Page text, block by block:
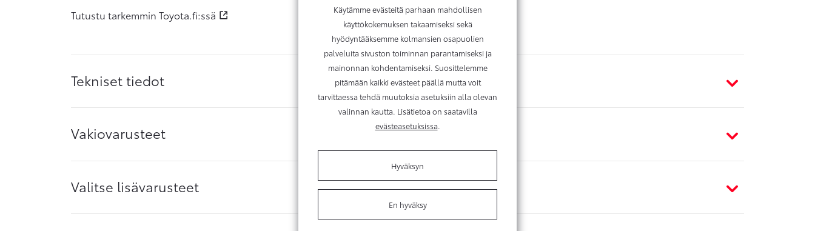
Tutustu tarkemmin Toyota.fi:ssä
Tekniset tiedot
Vakiovarusteet
Valitse lisävarusteet
Käytämme evästeitä parhaan mahdollisen
käyttökokemuksen takaamiseksi sekä
hyödyntääksemme kolmansien osapuolien
palveluita sivuston toiminnan parantamiseksi ja
mainonnan kohdentamiseksi. Suosittelemme
pitämään kaikki evästeet päällä mutta voit
tarvittaessa tehdä muutoksia asetuksiin alla olevan
valinnan kautta. Lisätietoa on saatavilla
evästeasetuksissa.
Hyväksyn
En hyväksy